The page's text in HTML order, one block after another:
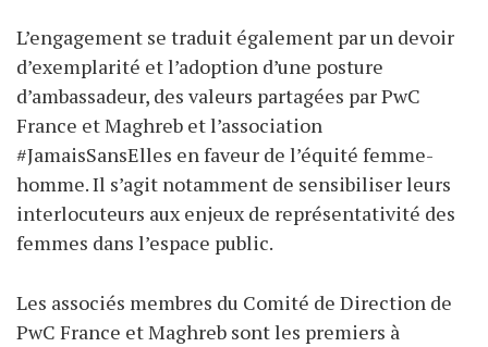
L’engagement se traduit également par un devoir
d’exemplarité et l’adoption d’une posture
d’ambassadeur, des valeurs partagées par PwC
France et Maghreb et l’association
#JamaisSansElles en faveur de l’équité femme-
homme. Il s’agit notamment de sensibiliser leurs
interlocuteurs aux enjeux de représentativité des
femmes dans l’espace public.
Les associés membres du Comité de Direction de
PwC France et Maghreb sont les premiers à